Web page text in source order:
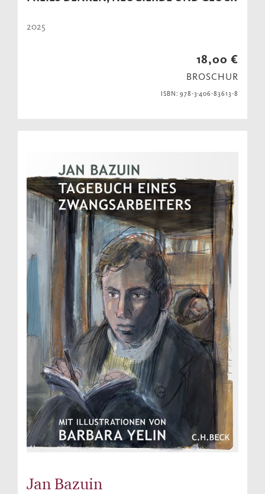
2025
18,00 €
BROSCHUR
ISBN: 978-3-406-83613-8
Jan Bazuin